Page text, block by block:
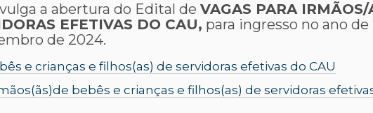
a abertura do Edital de VAGAS PARA IRMÃOS/
EFETIVAS DO CAU, para ingresso no ano de
de 2024.
e crianças e filhos(as) de servidoras efetivas do CAU
bebês e crianças e filhos(as) de servidoras